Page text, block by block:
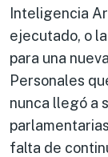
Inteligencia
ejecutado, o
para una
Personales
nunca llegó a
falta de